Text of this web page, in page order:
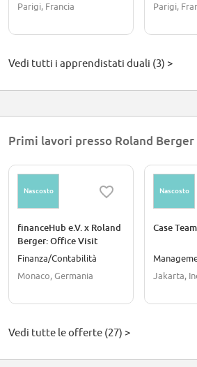
Recrutement
Parigi, Francia
Parigi,
Vedi tutti i apprendistati duali (3) >
Primi lavori presso Roland Berger
Nascosto
financeHub e.V. x Roland
Berger: Office Visit
Finanza/Contabilità
Monaco, Germania
Nascosto
Case
Jakarta,
Vedi tutte le offerte (27) >